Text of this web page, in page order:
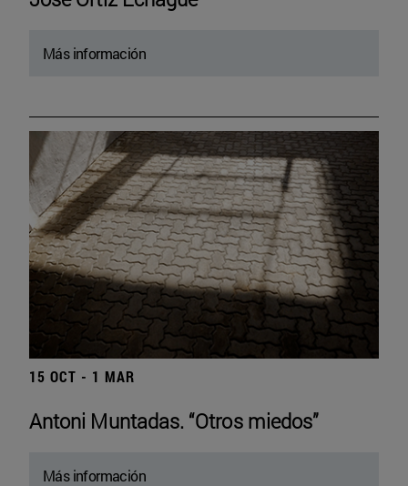
Más información
15 OCT - 1 MAR
Antoni Muntadas. “Otros miedos”
Más información